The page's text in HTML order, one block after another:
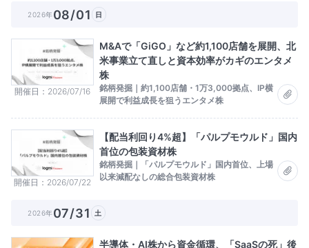
2026年08/01 日
開催日 2026/07/16
M&Aで「GiGO」など約1,100店舗を展開、北
米事業立て直しと資本効率がカギのエンタメ
株
銘柄発掘｜約1,100店舗・1万3,000拠点、IP横
展開で利益成長を狙うエンタメ株
開催日 2026/07/22
【配当利回り4%超】「パルプモウルド」国内
首位の包装資材株
銘柄発掘｜「パルプモウルド」国内首位、上場
以来減配なしの総合包装資材株
2026年07/31 土
半導体・AI株から資金循環、「SaaSの死」後